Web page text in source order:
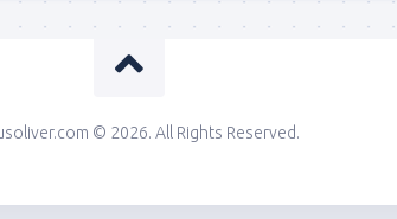
© 2026. All Rights Reserved.